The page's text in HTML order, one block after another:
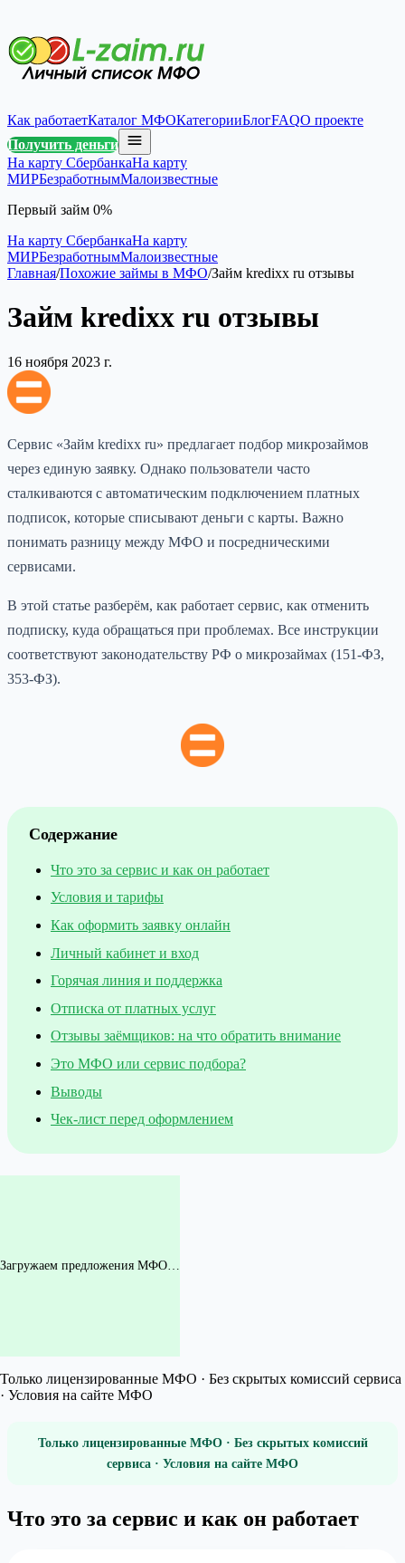
Как работаетКаталог МФОКатегорииБлогFAQО проекте
Получить деньги
На карту СбербанкаНа карту
МИРБезработнымМалоизвестные
Первый займ 0%
На карту СбербанкаНа карту
МИРБезработнымМалоизвестные
Главная/Похожие займы в МФО/Займ kredixx ru отзывы
Займ kredixx ru отзывы
16 ноября 2023 г.
Сервис «Займ kredixx ru» предлагает подбор микрозаймов
через единую заявку. Однако пользователи часто
сталкиваются с автоматическим подключением платных
подписок, которые списывают деньги с карты. Важно
понимать разницу между МФО и посредническими
сервисами.
В этой статье разберём, как работает сервис, как отменить
подписку, куда обращаться при проблемах. Все инструкции
соответствуют законодательству РФ о микрозаймах (151-ФЗ,
353-ФЗ).
Содержание
Что это за сервис и как он работает
Условия и тарифы
Как оформить заявку онлайн
Личный кабинет и вход
Горячая линия и поддержка
Отписка от платных услуг
Отзывы заёмщиков: на что обратить внимание
Это МФО или сервис подбора?
Выводы
Чек-лист перед оформлением
Загружаем предложения МФО…
Только лицензированные МФО · Без скрытых комиссий сервиса
· Условия на сайте МФО
Только лицензированные МФО · Без скрытых комиссий
сервиса · Условия на сайте МФО
Что это за сервис и как он работает